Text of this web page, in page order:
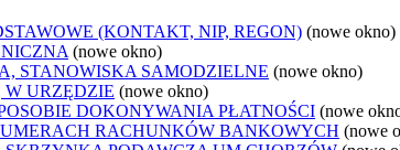
(KONTAKT, NIP, REGON) (nowe okno)
(nowe okno)
STANOWISKA SAMODZIELNE (nowe okno)
W URZĘDZIE (nowe okno)
DOKONYWANIA PŁATNOŚCI (nowe
RACHUNKÓW BANKOWYCH (nowe